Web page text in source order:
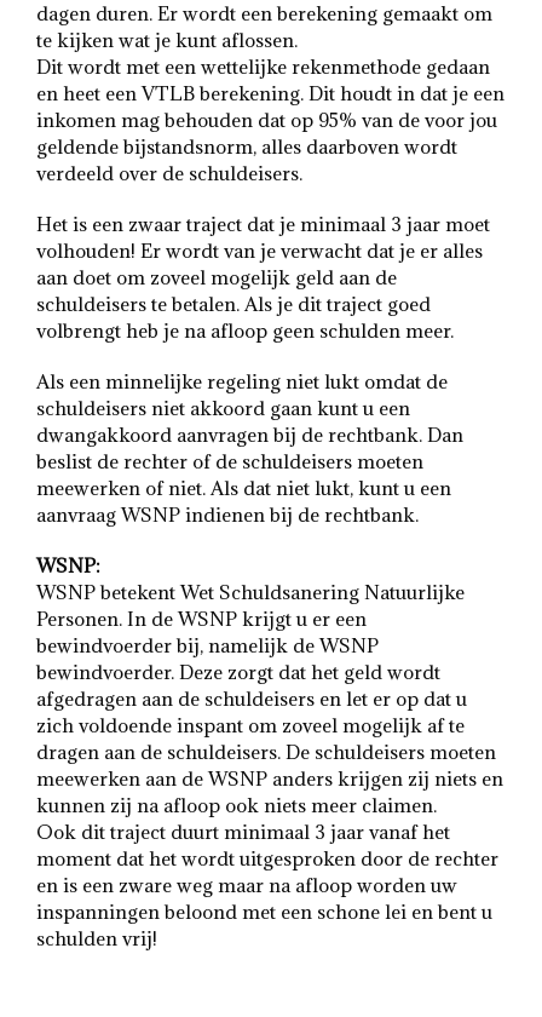
dagen duren. Er wordt een berekening gemaakt om
te kijken wat je kunt aflossen.
Dit wordt met een wettelijke rekenmethode gedaan
en heet een VTLB berekening. Dit houdt in dat je een
inkomen mag behouden dat op 95% van de voor jou
geldende bijstandsnorm, alles daarboven wordt
verdeeld over de schuldeisers.
Het is een zwaar traject dat je minimaal 3 jaar moet
volhouden! Er wordt van je verwacht dat je er alles
aan doet om zoveel mogelijk geld aan de
schuldeisers te betalen. Als je dit traject goed
volbrengt heb je na afloop geen schulden meer.
Als een minnelijke regeling niet lukt omdat de
schuldeisers niet akkoord gaan kunt u een
dwangakkoord aanvragen bij de rechtbank. Dan
beslist de rechter of de schuldeisers moeten
meewerken of niet. Als dat niet lukt, kunt u een
aanvraag WSNP indienen bij de rechtbank.
WSNP:
WSNP betekent Wet Schuldsanering Natuurlijke
Personen. In de WSNP krijgt u er een
bewindvoerder bij, namelijk de WSNP
bewindvoerder. Deze zorgt dat het geld wordt
afgedragen aan de schuldeisers en let er op dat u
zich voldoende inspant om zoveel mogelijk af te
dragen aan de schuldeisers. De schuldeisers moeten
meewerken aan de WSNP anders krijgen zij niets en
kunnen zij na afloop ook niets meer claimen.
Ook dit traject duurt minimaal 3 jaar vanaf het
moment dat het wordt uitgesproken door de rechter
en is een zware weg maar na afloop worden uw
inspanningen beloond met een schone lei en bent u
schulden vrij!